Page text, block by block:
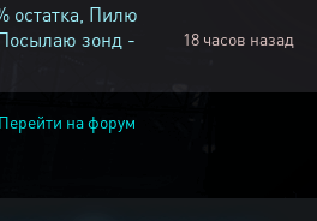
остатка, Пилю
Посылаю зонд -
18 часов назад
Перейти на форум